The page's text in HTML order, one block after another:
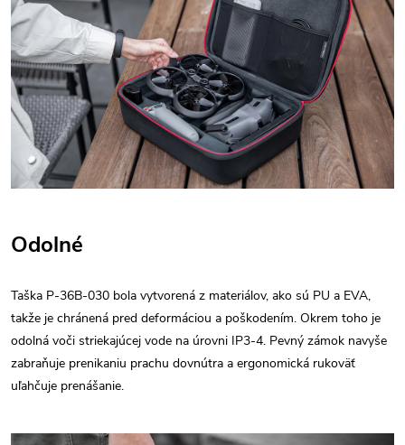
Odolné
Taška P-36B-030 bola vytvorená z materiálov, ako sú PU a EVA,
takže je chránená pred deformáciou a poškodením. Okrem toho je
odolná voči striekajúcej vode na úrovni IP3-4. Pevný zámok navyše
zabraňuje prenikaniu prachu dovnútra a ergonomická rukoväť
uľahčuje prenášanie.